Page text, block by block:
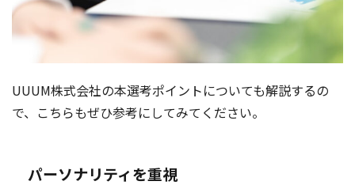
UUUM株式会社の本選考ポイントについても解説するの
で、こちらもぜひ参考にしてみてください。
パーソナリティを重視